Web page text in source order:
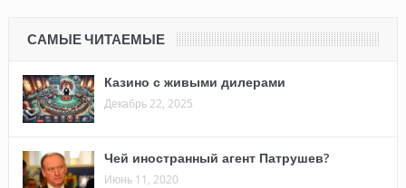
САМЫЕ ЧИТАЕМЫЕ
Казино с живыми дилерами
Декабрь 22, 2025
Чей иностранный агент Патрушев?
Июнь 11, 2020